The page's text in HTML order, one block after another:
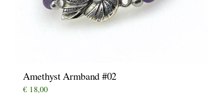
Amethyst Armband #02
€ 18,00